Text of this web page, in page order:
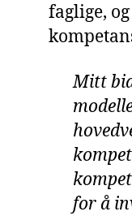
faglige,
Mitt
for å